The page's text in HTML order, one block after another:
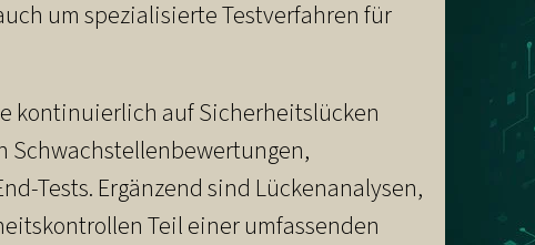
um spezialisierte Testverfahren für
kontinuierlich auf Sicherheitslücken
Schwachstellenbewertungen,
Tests. Ergänzend sind Lückenanalysen,
Teil einer umfassenden